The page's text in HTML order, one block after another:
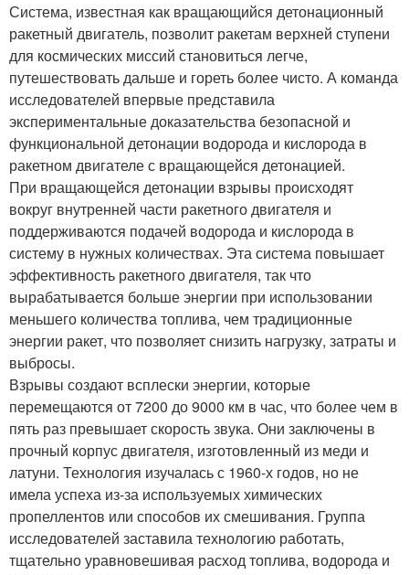
Система, известная как вращающийся детонационный
ракетный двигатель, позволит ракетам верхней ступени
для космических миссий становиться легче,
путешествовать дальше и гореть более чисто. А команда
исследователей впервые представила
экспериментальные доказательства безопасной и
функциональной детонации водорода и кислорода в
ракетном двигателе с вращающейся детонацией.
При вращающейся детонации взрывы происходят
вокруг внутренней части ракетного двигателя и
поддерживаются подачей водорода и кислорода в
систему в нужных количествах. Эта система повышает
эффективность ракетного двигателя, так что
вырабатывается больше энергии при использовании
меньшего количества топлива, чем традиционные
энергии ракет, что позволяет снизить нагрузку, затраты и
выбросы.
Взрывы создают всплески энергии, которые
перемещаются от 7200 до 9000 км в час, что более чем в
пять раз превышает скорость звука. Они заключены в
прочный корпус двигателя, изготовленный из меди и
латуни. Технология изучалась с 1960-х годов, но не
имела успеха из-за используемых химических
пропеллентов или способов их смешивания. Группа
исследователей заставила технологию работать,
тщательно уравновешивая расход топлива, водорода и